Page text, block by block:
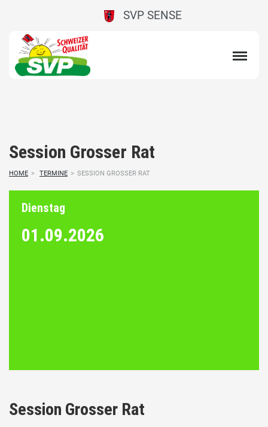
SVP SENSE
Session Grosser Rat
HOME > TERMINE > SESSION GROSSER RAT
Dienstag
01.09.2026
Session Grosser Rat